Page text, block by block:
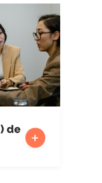
de